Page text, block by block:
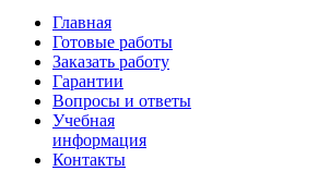
Главная
Готовые работы
Заказать работу
Гарантии
Вопросы и ответы
Учебная
информация
Контакты